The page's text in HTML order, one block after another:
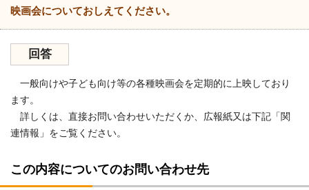
映画会についておしえてください。
回答
一般向けや子ども向け等の各種映画会を定期的に上映しており
ます。
詳しくは、直接お問い合わせいただくか、広報紙又は下記「関
連情報」をご覧ください。
この内容についてのお問い合わせ先